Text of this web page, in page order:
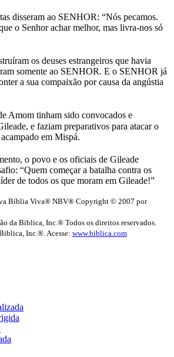
disseram ao SENHOR: “Nós pecamos.
o Senhor achar melhor, mas livra-nos só
os deuses estrangeiros que havia
somente ao SENHOR. E o SENHOR já
a sua compaixão por causa da angústia
Amom tinham sido convocados e
e faziam preparativos para atacar o
em Mispá.
o povo e os oficiais de Gileade
“Quem começar a batalha contra os
de todos os que moram em Gileade!”
Bíblia Viva® NBV® Copyright © 2007 por
da Biblica, Inc.® Todos os direitos reservados.
Inc.®. Acesse: www.biblica.com